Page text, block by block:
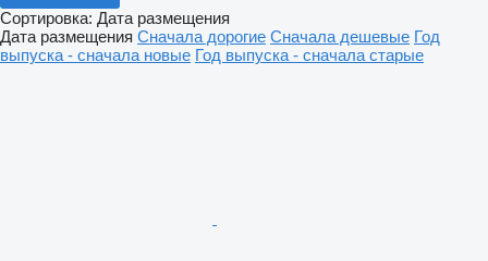
Сортировка: Дата размещения
Дата размещения Сначала дорогие Сначала дешевые Год
выпуска - сначала новые Год выпуска - сначала старые